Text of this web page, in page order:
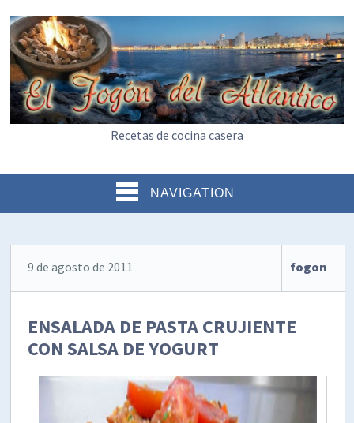
Recetas de cocina casera
NAVIGATION
9 de agosto de 2011 fogon
ENSALADA DE PASTA CRUJIENTE
CON SALSA DE YOGURT